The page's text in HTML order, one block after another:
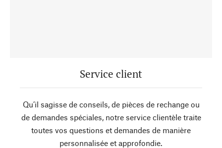
Service client
Qu’il sagisse de conseils, de pièces de rechange ou
de demandes spéciales, notre service clientèle traite
toutes vos questions et demandes de manière
personnalisée et approfondie.